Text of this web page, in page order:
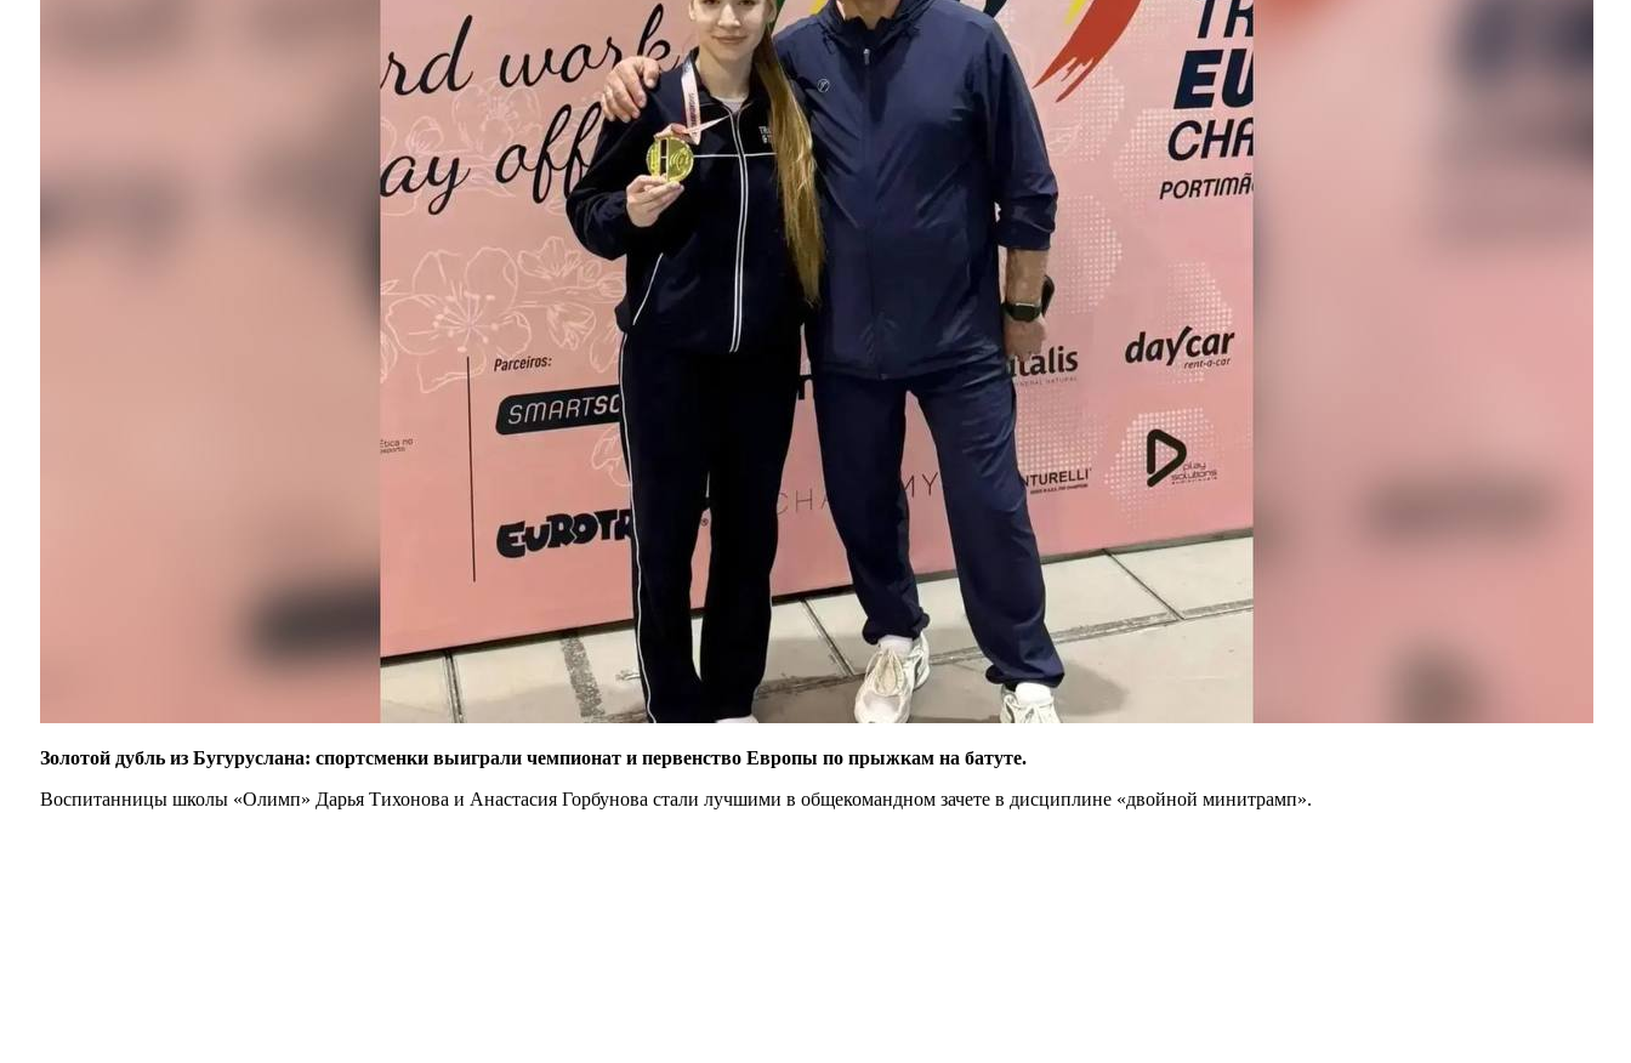
Золотой дубль из Бугуруслана: спортсменки выиграли чемпионат и первенство Европы по прыжкам на батуте.
Воспитанницы школы «Олимп» Дарья Тихонова и Анастасия Горбунова стали лучшими в общекомандном зачете в дисциплине «двойной минитрамп».